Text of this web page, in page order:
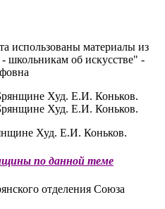
материалы из
школьникам об искусстве" -
Худ. Е.И. Коньков.
по данной теме